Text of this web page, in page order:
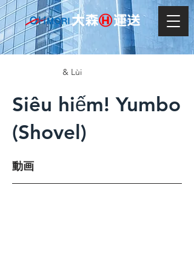
& Lùi
Siêu hiếm! Yumbo
(Shovel)
動画